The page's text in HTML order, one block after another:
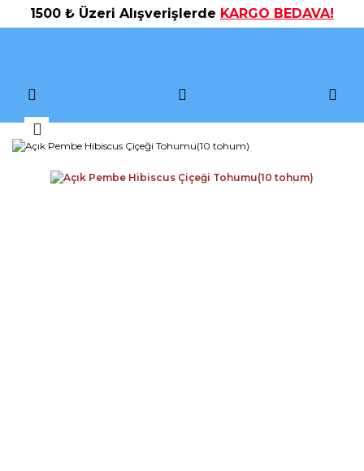
1500 ₺ Üzeri Alışverişlerde KARGO BEDAVA!